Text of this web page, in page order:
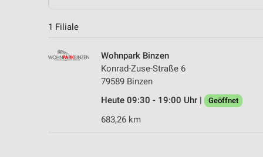
1 Filiale
Wohnpark Binzen
Konrad-Zuse-Straße 6
79589 Binzen
Heute 09:30 - 19:00 Uhr |
Geöffnet
683,26 km